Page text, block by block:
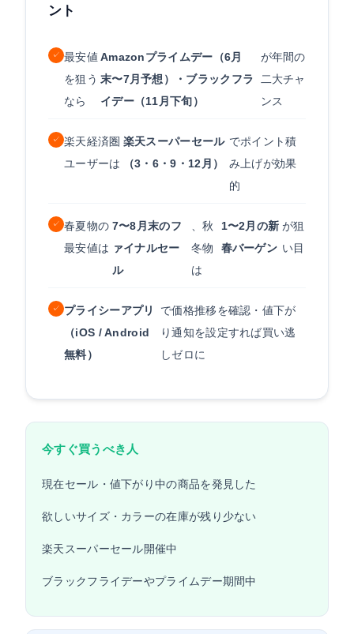
ント
✓ 最安値
を狙う
なら
Amazonプライムデー（6月
末〜7月予想）・ブラックフラ
イデー（11月下旬）
が年間の
二大チャ
ンス
✓ 楽天経済圏
ユーザーは
楽天スーパーセール
（3・6・9・12月）
でポイント積
み上げが効果
的
✓ 春夏物の
最安値は
7〜8月末のフ
ァイナルセー
ル
、秋
冬物
は
1〜2月の新
春バーゲン
が狙
い目
✓
プライシーアプリ
（iOS / Android
無料）
で価格推移を確認・値下が
り通知を設定すれば買い逃
しゼロに
今すぐ買うべき人
現在セール・値下がり中の商品を発見した
欲しいサイズ・カラーの在庫が残り少ない
楽天スーパーセール開催中
ブラックフライデーやプライムデー期間中